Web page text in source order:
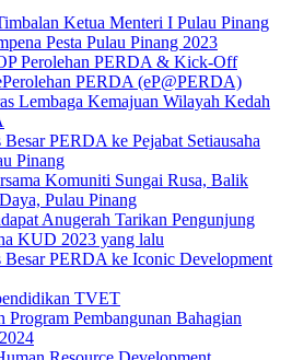
Ketua Menteri I Pulau Pinang
Pesta Pulau Pinang 2023
Perolehan PERDA & Kick-Off
PERDA (eP@PERDA)
Lembaga Kemajuan Wilayah Kedah
PERDA ke Pejabat Setiausaha
Pinang
Komuniti Sungai Rusa, Balik
Pulau Pinang
Anugerah Tarikan Pengunjung
KUD 2023 yang lalu
Besar PERDA ke Iconic Development
TVET
Program Pembangunan Bahagian